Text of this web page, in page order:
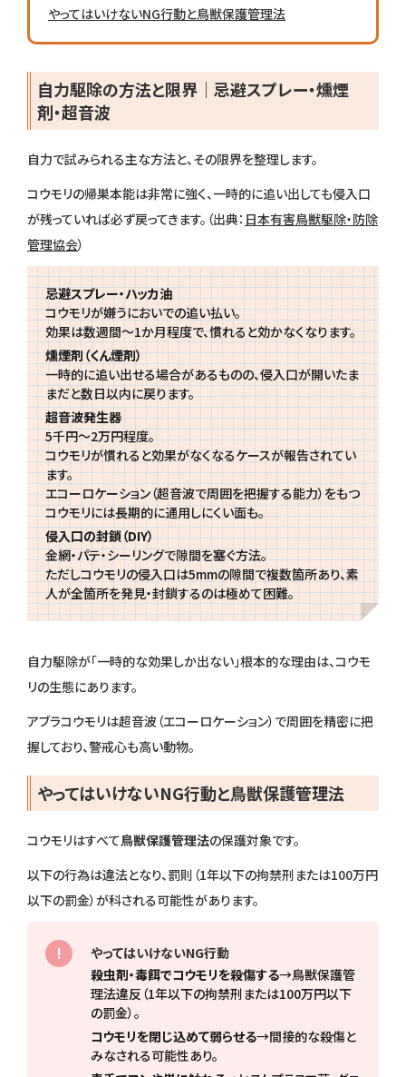
やってはいけないNG行動と鳥獣保護管理法
自力駆除の方法と限界｜忌避スプレー・燻煙
剤・超音波
自力で試みられる主な方法と、その限界を整理します。
コウモリの帰巣本能は非常に強く、一時的に追い出しても侵入口
が残っていれば必ず戻ってきます。（出典： 日本有害鳥獣駆除・防除
管理協会）
忌避スプレー・ハッカ油
コウモリが嫌うにおいでの追い払い。
効果は数週間〜1か月程度で、慣れると効かなくなります。
燻煙剤（くん煙剤）
一時的に追い出せる場合があるものの、侵入口が開いたま
まだと数日以内に戻ります。
超音波発生器
5千円〜2万円程度。
コウモリが慣れると効果がなくなるケースが報告されてい
ます。
エコーロケーション（超音波で周囲を把握する能力）をもつ
コウモリには長期的に通用しにくい面も。
侵入口の封鎖（DIY）
金網・パテ・シーリングで隙間を塞ぐ方法。
ただしコウモリの侵入口は5mmの隙間で複数箇所あり、素
人が全箇所を発見・封鎖するのは極めて困難。
自力駆除が「一時的な効果しか出ない」根本的な理由は、コウモ
リの生態にあります。
アブラコウモリは超音波（エコーロケーション）で周囲を精密に把
握しており、警戒心も高い動物。
やってはいけないNG行動と鳥獣保護管理法
コウモリはすべて鳥獣保護管理法の保護対象です。
以下の行為は違法となり、罰則（1年以下の拘禁刑または100万円
以下の罰金）が科される可能性があります。
やってはいけないNG行動
殺虫剤・毒餌でコウモリを殺傷する→鳥獣保護管
理法違反（1年以下の拘禁刑または100万円以下
の罰金）。
コウモリを閉じ込めて弱らせる→間接的な殺傷と
みなされる可能性あり。